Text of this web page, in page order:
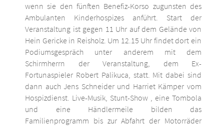
wenn sie den fünften Benefiz-Korso zugunsten des
Ambulanten Kinderhospizes anführt. Start der
Veranstaltung ist gegen 11 Uhr auf dem Gelände von
Hein Gericke in Reisholz. Um 12.15 Uhr findet dort ein
Podiumsgespräch unter anderem mit dem
Schirmherrn der Veranstaltung, dem Ex-
Fortunaspieler Robert Palikuca, statt. Mit dabei sind
dann auch Jens Schneider und Harriet Kämper vom
Hospizdienst. Live-Musik, Stunt-Show , eine Tombola
und eine Händlermeile bilden das
Familienprogramm bis zur Abfahrt der Motorräder